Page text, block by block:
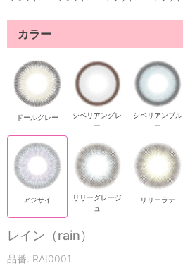
カラー
ドールグレー
シベリアングレ
ー
シベリアンブル
ー
アジサイ
リリーグレージ
ュ
リリーラテ
レイン（rain）
品番: RAI0001